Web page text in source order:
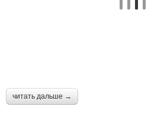
читать дальше →